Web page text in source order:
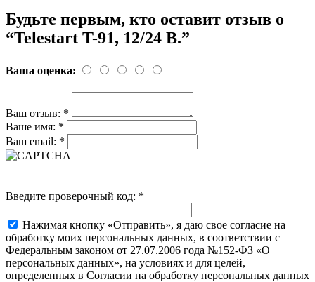
Будьте первым, кто оставит отзыв о
“Telestart T-91, 12/24 В.”
Ваша оценка:
Ваш отзыв: *
Ваше имя: *
Ваш email: *
Введите проверочный код: *
Нажимая кнопку «Отправить», я даю свое согласие на
обработку моих персональных данных, в соответствии с
Федеральным законом от 27.07.2006 года №152-ФЗ «О
персональных данных», на условиях и для целей,
определенных в Согласии на обработку персональных данных